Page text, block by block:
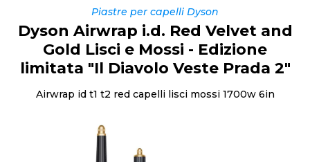
Piastre per capelli Dyson
Dyson Airwrap i.d. Red Velvet and
Gold Lisci e Mossi - Edizione
limitata "Il Diavolo Veste Prada 2"
Airwrap id t1 t2 red capelli lisci mossi 1700w 6in